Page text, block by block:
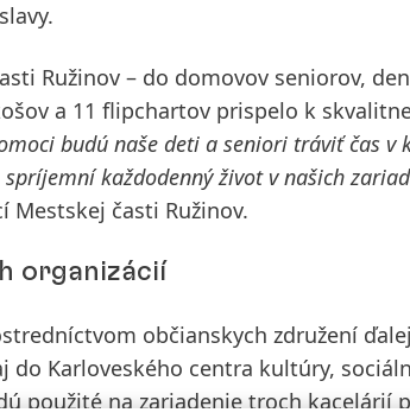
Ružinov – do domovov seniorov,
a 11 flipchartov prispelo k
budú naše deti a seniori tráviť čas v
každodenný život v našich
Mestskej časti Ružinov.
organizácií
občianskych združení
Karloveského centra kultúry,
použité na zariadenie troch kacelárií